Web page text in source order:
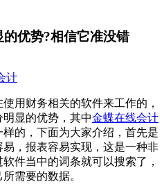
优势?相信它准没错
计
财务相关的软件来工作的，
显的优势，其中金蝶在线会计
的，下面为大家介绍，首先是
，报表容易实现，这是一种非
件当中的词条就可以搜索了，
需要的数据。